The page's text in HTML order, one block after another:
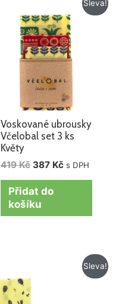
Sleva!
Voskované ubrousky
Včelobal set 3 ks
Květy
419Kč
byla:
419 Kč.
387 Kč
cena
je:
387 Kč.
s DPH
Přidat do
košíku
Sleva!
Aktuální
cena